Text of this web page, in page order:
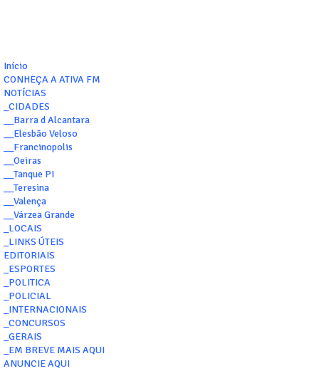
Início
CONHEÇA A ATIVA FM
NOTÍCIAS
_CIDADES
__Barra d Alcantara
__Elesbão Veloso
__Francinopolis
__Oeiras
__Tanque PI
__Teresina
__Valença
__Várzea Grande
_LOCAIS
_LINKS ÚTEIS
EDITORIAIS
_ESPORTES
_POLITICA
_POLICIAL
_INTERNACIONAIS
_CONCURSOS
_GERAIS
_EM BREVE MAIS AQUI
ANUNCIE AQUI